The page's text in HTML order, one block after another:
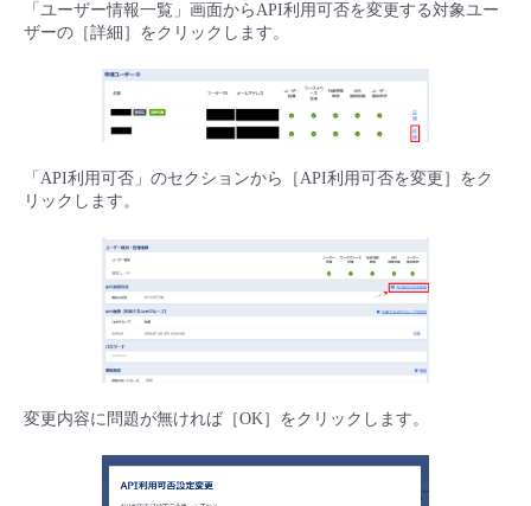
■ 基本構築ガイド
- クラウド / サーバー
- vUTM2
「ユーザー情報一覧」画面からAPI利用可否を変更する対象ユー
ザーの［詳細］をクリックします。
「API利用可否」のセクションから［API利用可否を変更］をク
リックします。
変更内容に問題が無ければ［OK］をクリックします。